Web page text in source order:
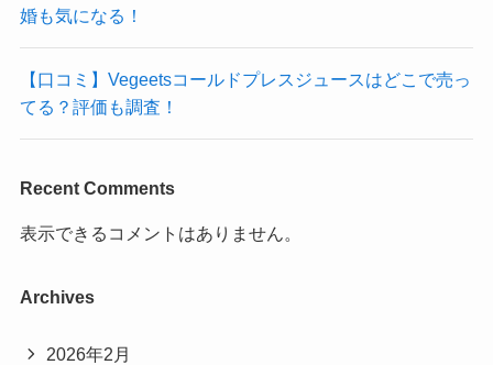
婚も気になる！
【口コミ】Vegeetsコールドプレスジュースはどこで売っ
てる？評価も調査！
Recent Comments
表示できるコメントはありません。
Archives
2026年2月